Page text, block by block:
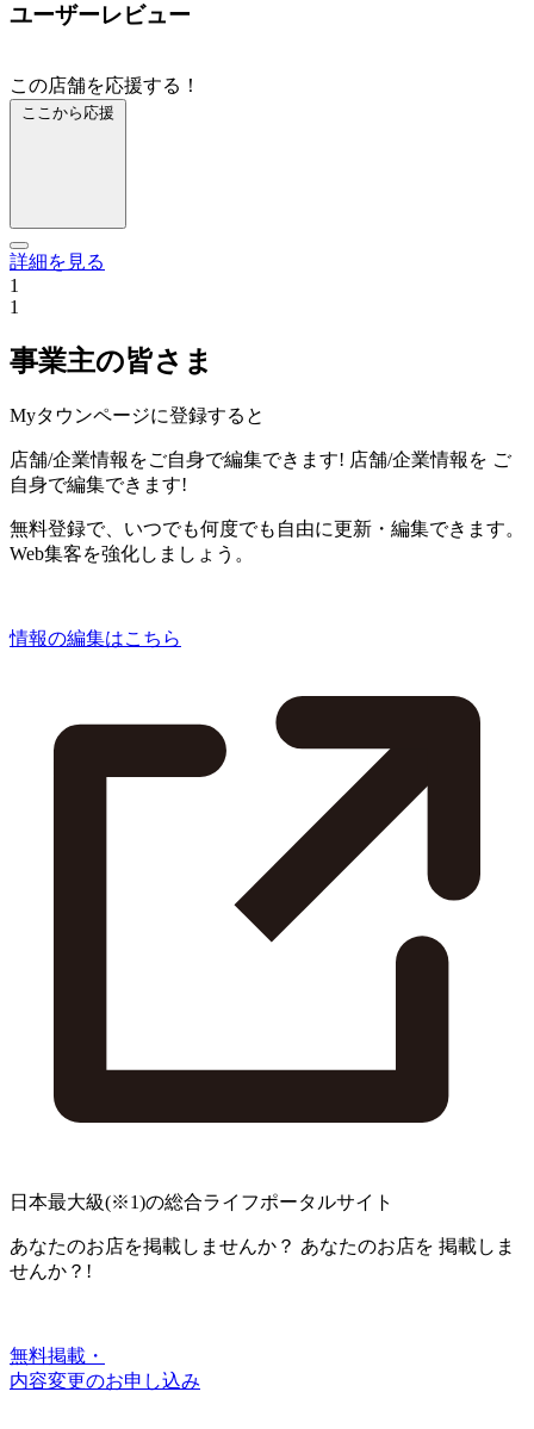
ユーザーレビュー
この店舗を応援する！
ここから応援
詳細を見る
1
1
事業主の皆さま
Myタウンページに登録すると
店舗/企業情報をご自身で編集できます! 店舗/企業情報を ご
自身で編集できます!
無料登録で、いつでも何度でも自由に更新・編集できます。
Web集客を強化しましょう。
情報の編集はこちら
日本最大級(※1)の総合ライフポータルサイト
あなたのお店を掲載しませんか？ あなたのお店を 掲載しま
せんか？!
無料掲載・
内容変更のお申し込み